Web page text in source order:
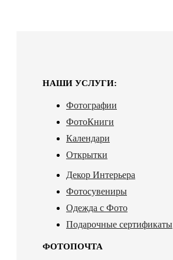
НАШИ УСЛУГИ:
Фотографии
ФотоКниги
Календари
Открытки
Декор Интерьера
Фотосувениры
Одежда с Фото
Подарочные сертификаты
ФОТОПОЧТА